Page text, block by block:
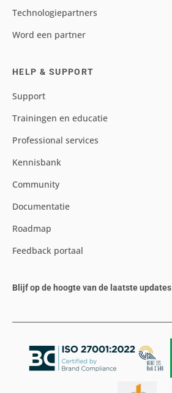
Technologiepartners
Word een partner
HELP & SUPPORT
Support
Trainingen en educatie
Professional services
Kennisbank
Community
Documentatie
Roadmap
Feedback portaal
Blijf op de hoogte van de laatste updates